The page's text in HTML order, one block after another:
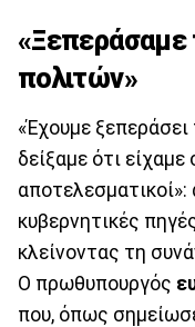
«Ξεπεράσαμε
πολιτών»
«Έχουμε
δείξαμε ότι είχαμε
κυβερνητικές
κλείνοντας τη
Ο πρωθυπουργός
που, όπως